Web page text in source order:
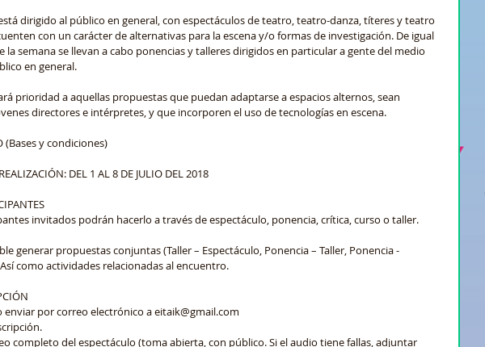
dirigido al público en general, con espectáculos de teatro, teatro-danza, títeres y teatro
con un carácter de alternativas para la escena y/o formas de investigación. De igual
la semana se llevan a cabo ponencias y talleres dirigidos en particular a gente del medio
en general.
prioridad a aquellas propuestas que puedan adaptarse a espacios alternos, sean
directores e intérpretes, y que incorporen el uso de tecnologías en escena.
(Bases y condiciones)
DEL 1 AL 8 DE JULIO DEL 2018
invitados podrán hacerlo a través de espectáculo, ponencia, crítica, curso o taller.
generar propuestas conjuntas (Taller – Espectáculo, Ponencia – Taller, Ponencia -
como actividades relacionadas al encuentro.
enviar por correo electrónico a eitaik@gmail.com
completo del espectáculo (toma abierta, con público. Si el audio tiene fallas, adjuntar